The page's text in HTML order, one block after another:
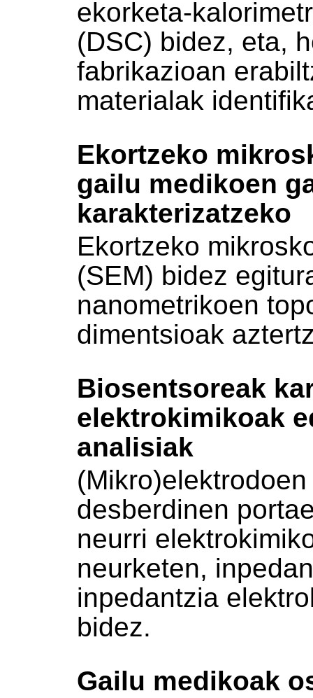
ekorketa-
(DSC) bidez, eta,
fabrikazioan
materialak
Ekortzeko
gailu medikoen
karakterizatzeko
Ekortzeko
(SEM) bidez
nanometrikoen
dimentsioak
Biosentsoreak
elektrokimikoak
analisiak
desberdinen
neurri
neurketen,
inpedantzia
bidez.
Gailu medikoak